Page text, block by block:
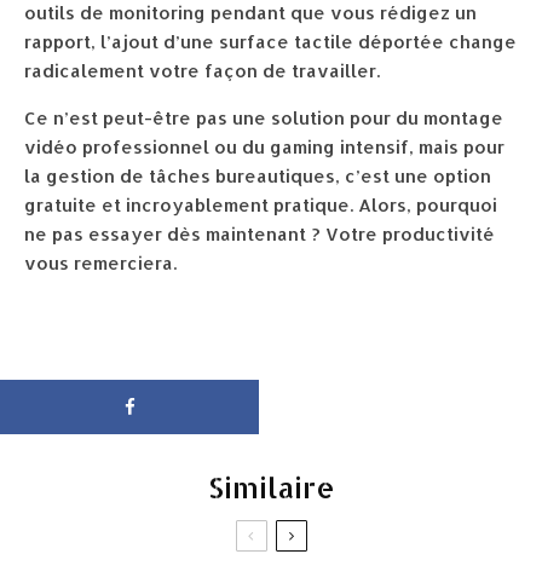
outils de monitoring pendant que vous rédigez un
rapport, l’ajout d’une surface tactile déportée change
radicalement votre façon de travailler.
Ce n’est peut-être pas une solution pour du montage
vidéo professionnel ou du gaming intensif, mais pour
la gestion de tâches bureautiques, c’est une option
gratuite et incroyablement pratique. Alors, pourquoi
ne pas essayer dès maintenant ? Votre productivité
vous remerciera.
Similaire